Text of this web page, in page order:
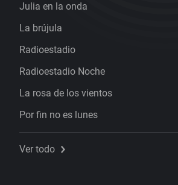
Julia en la onda
La brújula
Radioestadio
Radioestadio Noche
La rosa de los vientos
Por fin no es lunes
Ver todo